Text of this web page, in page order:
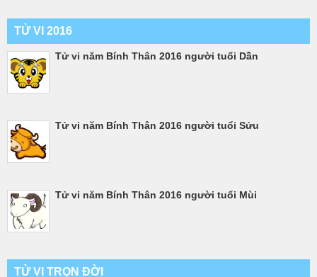
TỬ VI 2016
Tử vi năm Bính Thân 2016 người tuổi Dần
Tử vi năm Bính Thân 2016 người tuổi Sửu
Tử vi năm Bính Thân 2016 người tuổi Mùi
TỬ VI TRỌN ĐỜI